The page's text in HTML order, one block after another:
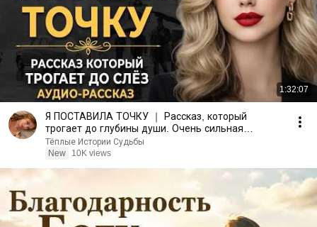
1:32:07
Я ПОСТАВИЛА ТОЧКУ ｜ Рассказ, который
трогает до глубины души. Очень сильная
история ｜ Аудио рассказ.
Тёплые Истории Судьбы
New
10K views